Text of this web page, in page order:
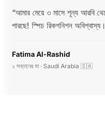
“আমার মেয়ে ৩ মাসে শূন্য আরবি
পারছে! স্পিচ রিকগনিশন অবিশ্বাস্য।
Fatima Al-Rashid
২ সন্তানের মা · Saudi Arabia 🇸🇦